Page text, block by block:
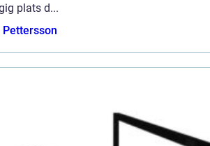
plats d...